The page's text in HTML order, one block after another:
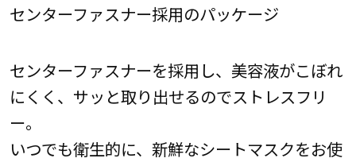
センターファスナー採用のパッケージ
センターファスナーを採用し、美容液がこぼれ
にくく、サッと取り出せるのでストレスフリ
ー。
いつでも衛生的に、新鮮なシートマスクをお使